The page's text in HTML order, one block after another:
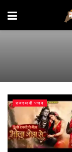
राजस्थानी भजन